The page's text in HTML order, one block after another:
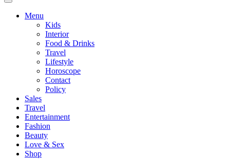
Menu
Kids
Interior
Food & Drinks
Travel
Lifestyle
Horoscope
Contact
Policy
Sales
Travel
Entertainment
Fashion
Beauty
Love & Sex
Shop